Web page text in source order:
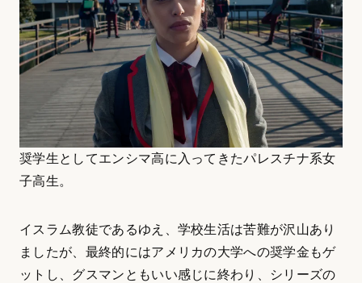
奨学生としてエンシマ高に入ってきたパレスチナ系女
子高生。
イスラム教徒であるゆえ、学校生活は苦難が沢山あり
ましたが、最終的にはアメリカの大学への奨学金もゲ
ットし、グスマンともいい感じに終わり、シリーズの